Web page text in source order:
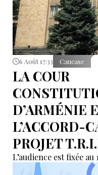
6 Août 17:33 Caucase
LA COUR
D’ARMÉNIE
L’ACCORD-
PROJET
L’audience est fixée au